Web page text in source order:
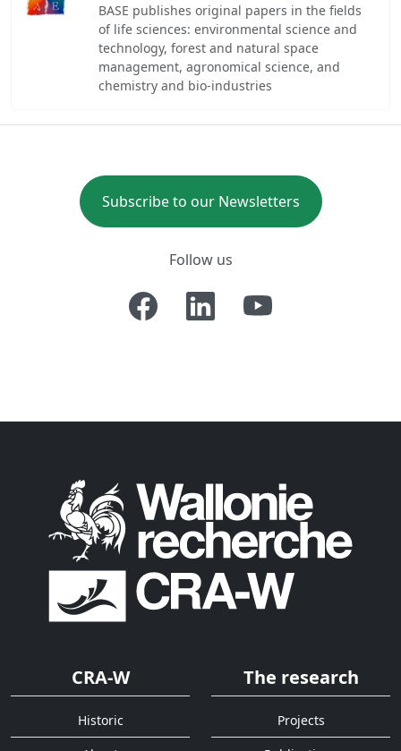
BASE publishes original papers in the fields
of life sciences: environmental science and
technology, forest and natural space
management, agronomical science, and
chemistry and bio-industries
Subscribe to our Newsletters
Follow us
CRA-W
Historic
The research
Projects